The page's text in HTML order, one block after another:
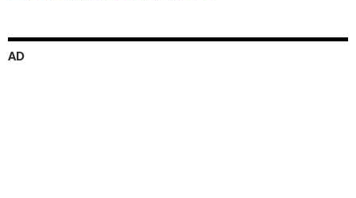
AD